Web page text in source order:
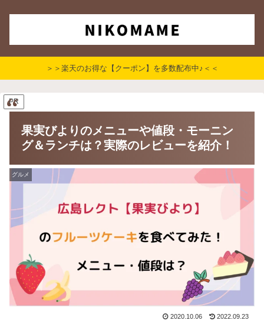
＞＞楽天のお得な【クーポン】を多数配布中♪＜＜
PR
果実びよりのメニューや値段・モーニン
グ＆ランチは？実際のレビューを紹介！
グルメ
2020.10.06 2022.09.23